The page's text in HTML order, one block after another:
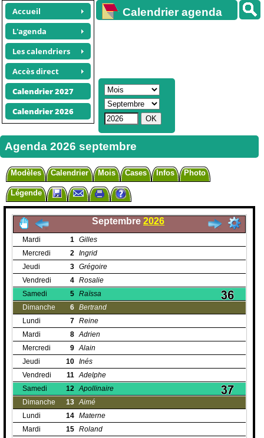
Accueil
L'agenda
Les calendriers
Accès direct
Calendrier 2027
Calendrier 2026
Calendrier agenda
Agenda 2026 septembre
Modèles Calendrier Mois Cases Infos Photo
Légende
Septembre 2026
Mardi 1 Gilles
Mercredi
2 Ingrid
Jeudi
3 Grégoire
Vendredi
4 Rosalie
Samedi
5 Raïssa
Dimanche
6 Bertrand
Lundi
7 Reine
Mardi
8 Adrien
Mercredi
9 Alain
Jeudi
10 Inés
Vendredi
11 Adelphe
Samedi
12 Apollinaire
Dimanche
13 Aimé
Lundi
14 Materne
Mardi
15 Roland